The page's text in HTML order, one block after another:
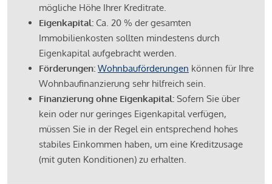
mögliche Höhe Ihrer Kreditrate.
Eigenkapital: Ca. 20 % der gesamten
Immobilienkosten sollten mindestens durch
Eigenkapital aufgebracht werden.
Förderungen: Wohnbauförderungen können für Ihre
Wohnbaufinanzierung sehr hilfreich sein.
Finanzierung ohne Eigenkapital: Sofern Sie über
kein oder nur geringes Eigenkapital verfügen,
müssen Sie in der Regel ein entsprechend hohes
stabiles Einkommen haben, um eine Kreditzusage
(mit guten Konditionen) zu erhalten.